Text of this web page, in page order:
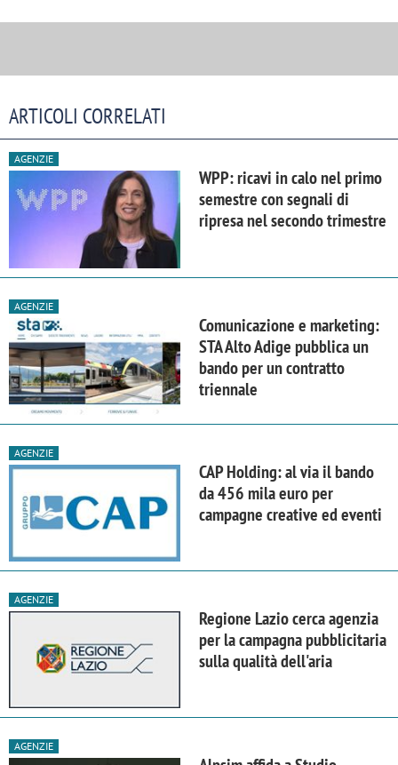
ARTICOLI CORRELATI
AGENZIE
WPP: ricavi in calo nel primo
semestre con segnali di
ripresa nel secondo trimestre
AGENZIE
Comunicazione e marketing:
STA Alto Adige pubblica un
bando per un contratto
triennale
AGENZIE
CAP Holding: al via il bando
da 456 mila euro per
campagne creative ed eventi
AGENZIE
Regione Lazio cerca agenzia
per la campagna pubblicitaria
sulla qualità dell'aria
AGENZIE